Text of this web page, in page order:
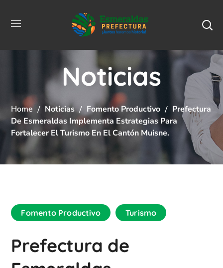
Noticias
Home Noticias Fomento Productivo
Prefectura
De Esmeraldas Implementa Estrategias Para
Fortalecer El Turismo En El Cantón Muisne.
Fomento Productivo Turismo
Prefectura de